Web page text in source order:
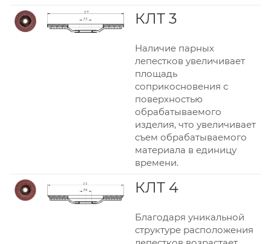
КЛТ 3
Наличие парных
лепестков увеличивает
площадь
соприкосновения с
поверхностью
обрабатываемого
изделия, что увеличивает
съем обрабатываемого
материала в единицу
времени.
КЛТ 4
Благодаря уникальной
структуре расположения